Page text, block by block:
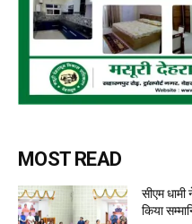
MOST READ
सीएम
किया